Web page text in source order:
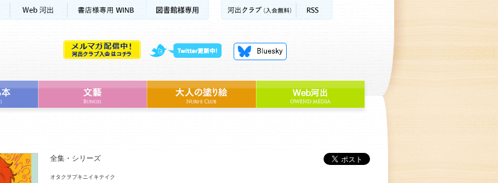
全集・シリーズ
オタクヲブキニイキテイク